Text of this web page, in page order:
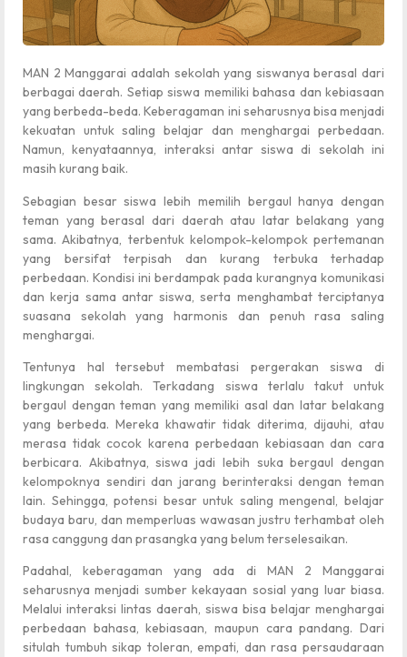
MAN 2 Manggarai adalah sekolah yang siswanya berasal dari
berbagai daerah. Setiap siswa memiliki bahasa dan kebiasaan
yang berbeda-beda. Keberagaman ini seharusnya bisa menjadi
kekuatan untuk saling belajar dan menghargai perbedaan.
Namun, kenyataannya, interaksi antar siswa di sekolah ini
masih kurang baik.
Sebagian besar siswa lebih memilih bergaul hanya dengan
teman yang berasal dari daerah atau latar belakang yang
sama. Akibatnya, terbentuk kelompok-kelompok pertemanan
yang bersifat terpisah dan kurang terbuka terhadap
perbedaan. Kondisi ini berdampak pada kurangnya komunikasi
dan kerja sama antar siswa, serta menghambat terciptanya
suasana sekolah yang harmonis dan penuh rasa saling
menghargai.
Tentunya hal tersebut membatasi pergerakan siswa di
lingkungan sekolah. Terkadang siswa terlalu takut untuk
bergaul dengan teman yang memiliki asal dan latar belakang
yang berbeda. Mereka khawatir tidak diterima, dijauhi, atau
merasa tidak cocok karena perbedaan kebiasaan dan cara
berbicara. Akibatnya, siswa jadi lebih suka bergaul dengan
kelompoknya sendiri dan jarang berinteraksi dengan teman
lain. Sehingga, potensi besar untuk saling mengenal, belajar
budaya baru, dan memperluas wawasan justru terhambat oleh
rasa canggung dan prasangka yang belum terselesaikan.
Padahal, keberagaman yang ada di MAN 2 Manggarai
seharusnya menjadi sumber kekayaan sosial yang luar biasa.
Melalui interaksi lintas daerah, siswa bisa belajar menghargai
perbedaan bahasa, kebiasaan, maupun cara pandang. Dari
situlah tumbuh sikap toleran, empati, dan rasa persaudaraan